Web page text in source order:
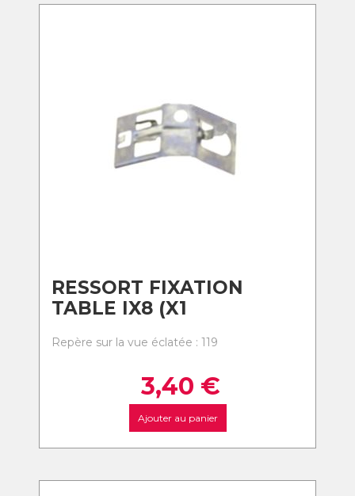
RESSORT FIXATION
TABLE IX8 (X1
Repère sur la vue éclatée : 119
3,40 €
Ajouter au panier